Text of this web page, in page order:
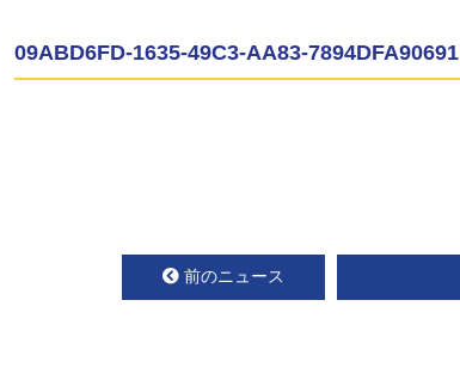
09ABD6FD-1635-49C3-AA83-7894DFA90691
前のニュース